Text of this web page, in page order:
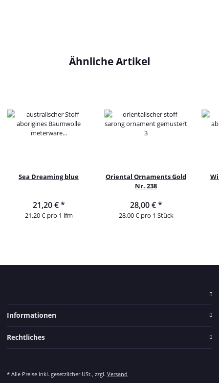
Ähnliche Artikel
Sea Dreaming blue
21,20 €*
21,20 € pro 1 lfm
Oriental Ornaments Gold
Nr. 238
28,00 €*
28,00 € pro 1 Stück
Informationen
Rechtliches
* Alle Preise inkl. gesetzlicher USt., zzgl. Versand